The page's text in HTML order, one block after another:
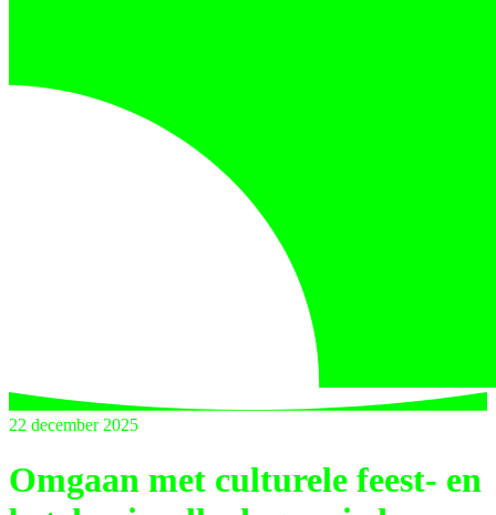
22 december 2025
Omgaan met culturele feest- en